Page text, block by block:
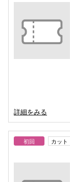
詳細をみる
初回 カット